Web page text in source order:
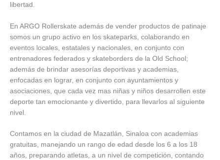
libertad.
En ARGO Rollerskate además de vender productos de patinaje
somos un grupo activo en los skateparks, colaborando en
eventos locales, estatales y nacionales, en conjunto con
entrenadores federados y skateborders de la Old School;
además de brindar asesorías deportivas y academias,
enfocadas en lograr, en conjunto con ayuntamientos y
asociaciones, que cada vez mas niñas y niños desarrollen este
deporte tan emocionante y divertido, para llevarlos al siguiente
nivel.
Contamos en la ciudad de Mazatlán, Sinaloa con academias
gratuitas, manejando un rango de edad desde los 6 a los 18
años, preparando atletas, a un nivel de competición, contando